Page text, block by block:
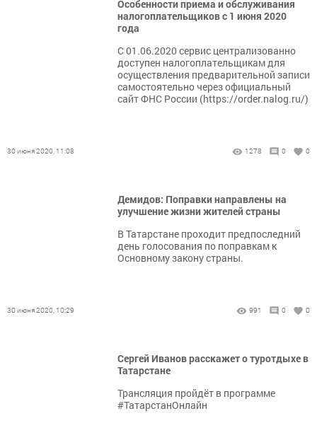
Особенности приема и обслуживания
налогоплательщиков с 1 июня 2020
года
С 01.06.2020 сервис централизованно
доступен налогоплательщикам для
осуществления предварительной записи
самостоятельно через официальный
сайт ФНС России (https://order.nalog.ru/)
30 июня 2020, 11:08 1278 0 0
Демидов: Поправки направлены на
улучшение жизни жителей страны
В Татарстане проходит предпоследний
день голосования по поправкам к
Основному закону страны.
30 июня 2020, 10:29 991 0 0
Сергей Иванов расскажет о туротдыхе в
Татарстане
Трансляция пройдёт в программе
#ТатарстанОнлайн